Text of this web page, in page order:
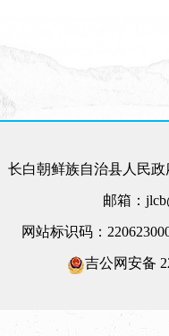
长白朝鲜族自治县人民
邮箱：
网站标识码：
吉公网安备